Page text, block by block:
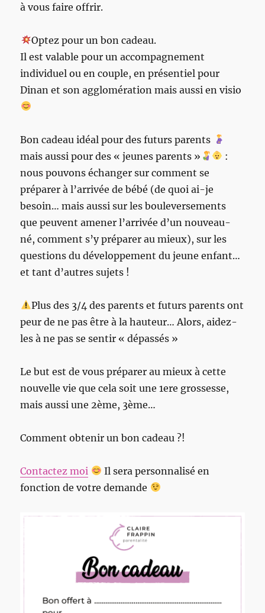
à vous faire offrir.
Optez pour un bon cadeau.
Il est valable pour un accompagnement
individuel ou en couple, en présentiel pour
Dinan et son agglomération mais aussi en visio
Bon cadeau idéal pour des futurs parents
mais aussi pour des « jeunes parents »
:
nous pouvons échanger sur comment se
préparer à l’arrivée de bébé (de quoi ai-je
besoin… mais aussi sur les bouleversements
que peuvent amener l’arrivée d’un nouveau-
né, comment s’y préparer au mieux), sur les
questions du développement du jeune enfant…
et tant d’autres sujets !
Plus des 3/4 des parents et futurs parents ont
peur de ne pas être à la hauteur… Alors, aidez-
les à ne pas se sentir « dépassés »
Le but est de vous préparer au mieux à cette
nouvelle vie que cela soit une 1ere grossesse,
mais aussi une 2ème, 3ème…
Comment obtenir un bon cadeau ?!
Contactez moi
Il sera personnalisé en
fonction de votre demande